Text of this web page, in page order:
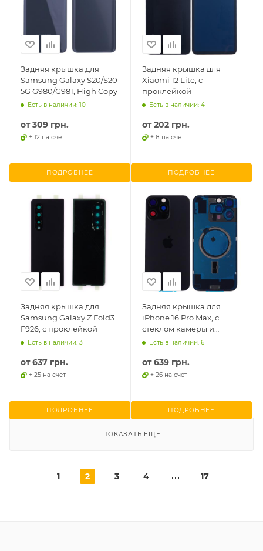
Задняя крышка для
Samsung Galaxy S20/S20
5G G980/G981, High Copy
Есть в наличии: 10
от309 грн.
+ 12 на счет
ПОДРОБНЕЕ
Задняя крышка для
Xiaomi 12 Lite, с
проклейкой
Есть в наличии: 4
от202 грн.
+ 8 на счет
ПОДРОБНЕЕ
Задняя крышка для
Samsung Galaxy Z Fold3
F926, с проклейкой
Есть в наличии: 3
от637 грн.
+ 25 на счет
ПОДРОБНЕЕ
Задняя крышка для
iPhone 16 Pro Max, с
стеклом камеры и
магнитом
Есть в наличии: 6
от639 грн.
+ 26 на счет
ПОДРОБНЕЕ
ПОКАЗАТЬ ЕЩЕ
1 2 3 4 17